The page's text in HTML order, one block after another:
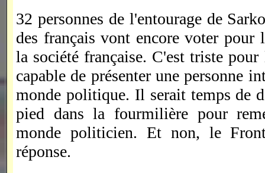
32 personnes de l'entourage de
des français vont encore voter pour
la société française. C'est triste pour
capable de présenter une personne
monde politique. Il serait temps de
pied dans la fourmilière pour
monde politicien. Et non, le
réponse.